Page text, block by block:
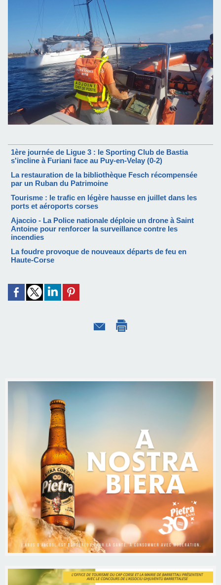
1ère journée de Ligue 3 : le Sporting Club de Bastia
s'incline à Furiani face au Puy-en-Velay (0-2)
La restauration de la bibliothèque Fesch récompensée
par un Ruban du Patrimoine
Tourisme : le trafic en légère hausse en juillet dans les
ports et aéroports corses
Ajaccio - La Police nationale déploie un drone à Saint
Antoine pour renforcer la surveillance contre les
incendies
La foudre provoque de nouveaux départs de feu en
Haute-Corse